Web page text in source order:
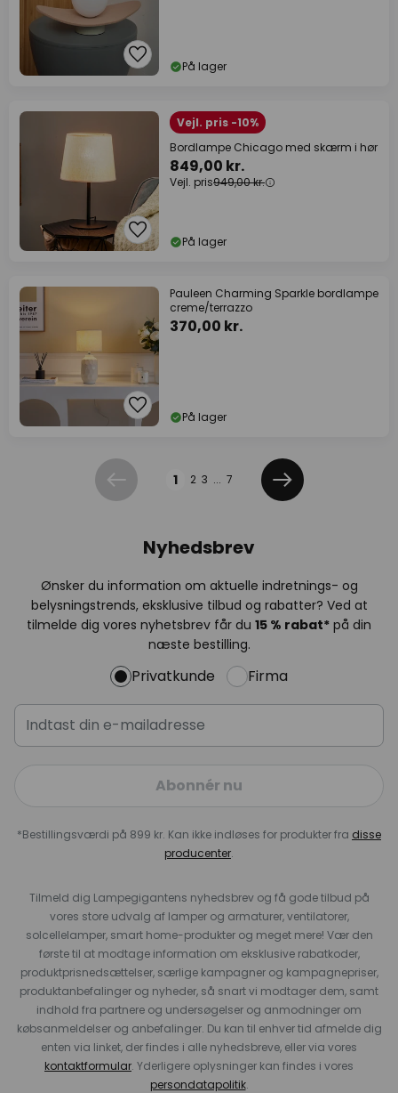
På lager
Vejl. pris -10%
Bordlampe Chicago med skærm i hør
849,00 kr.
Vejl. pris949,00 kr.
På lager
Pauleen Charming Sparkle bordlampe
creme/terrazzo
370,00 kr.
På lager
Forrige 1 2 3 ... 7
Næste
Nyhedsbrev
Ønsker du information om aktuelle indretnings- og
belysningstrends, eksklusive tilbud og rabatter? Ved at
tilmelde dig vores nyhetsbrev får du 15 % rabat* på din
næste bestilling.
Privatkunde Firma
Abonnér nu
*Bestillingsværdi på 899 kr. Kan ikke indløses for produkter fra disse
producenter.
Tilmeld dig Lampegigantens nyhedsbrev og få gode tilbud på
vores store udvalg af lamper og armaturer, ventilatorer,
solcellelamper, smart home-produkter og meget mere! Vær den
første til at modtage information om eksklusive rabatkoder,
produktprisnedsættelser, særlige kampagner og kampagnepriser,
produktanbefalinger og nyheder, så snart vi modtager dem, samt
indhold fra partnere og undersøgelser og anmodninger om
købsanmeldelser og anbefalinger. Du kan til enhver tid afmelde dig
enten via linket, der findes i alle nyhedsbreve, eller via vores
kontaktformular. Yderligere oplysninger kan findes i vores
persondatapolitik.